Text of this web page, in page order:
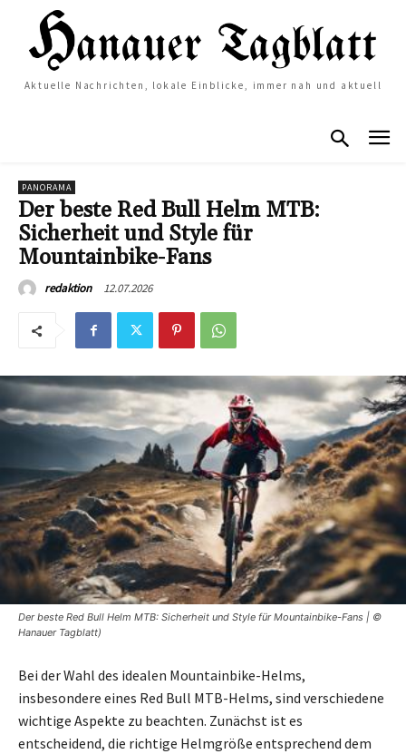
Aktuelle Nachrichten, lokale Einblicke, immer nah und aktuell
PANORAMA
Der beste Red Bull Helm MTB:
Sicherheit und Style für
Mountainbike-Fans
redaktion 12.07.2026
Der beste Red Bull Helm MTB: Sicherheit und Style für Mountainbike-Fans | ©
Hanauer Tagblatt)
Bei der Wahl des idealen Mountainbike-Helms,
insbesondere eines Red Bull MTB-Helms, sind verschiedene
wichtige Aspekte zu beachten. Zunächst ist es
entscheidend, die richtige Helmgröße entsprechend dem